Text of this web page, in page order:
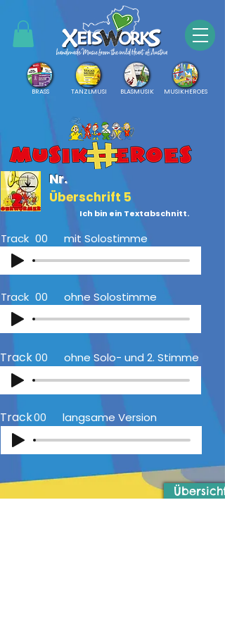
BRASS TANZLMUSI BLASMUSIK MUSIKHEROES
Nr.
Überschrift 5
Ich bin ein Textabschnitt.
Track 00 mit Solostimme
Track 00 ohne Solostimme
Track00 ohne Solo- und 2. Stimme
Track00 langsame Version
Übersicht